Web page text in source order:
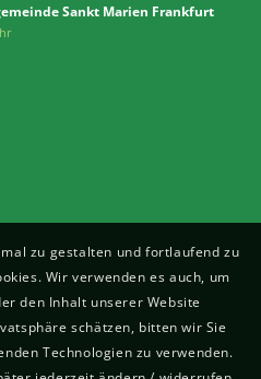
Sankt Marien Frankfurt
zu gestalten und fortlaufend zu
Wir verwenden es auch, um
den Inhalt unserer Website
schätzen, bitten wir Sie
Technologien zu verwenden.